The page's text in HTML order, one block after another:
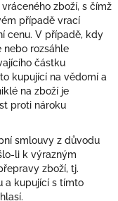
zboží, s čímž
případě vrací
cenu. V případě, kdy
nebo rozsáhle
částku
kupující na vědomí a
na zboží je
proti nároku
smlouvy z důvodu
li k výrazným
zboží, tj.
a kupující s tímto